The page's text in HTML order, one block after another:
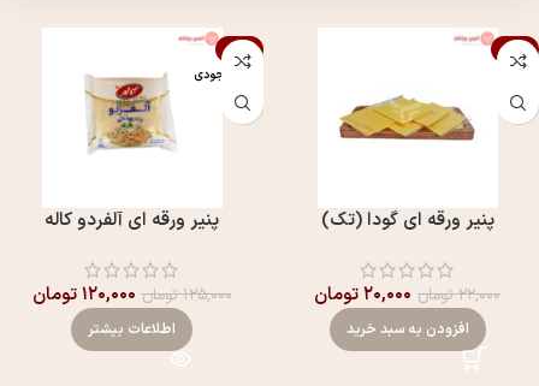
-9%
پنير ورقه ای گودا (تک)
۲۲,۰۰۰تومان ۲۰,۰۰۰تومان
افزودن به سبد خرید
-4%
اتمام موجودی
پنير ورقه ای آلفردو کاله
۱۲۵,۰۰۰تومان ۱۲۰,۰۰۰تومان
اطلاعات بیشتر